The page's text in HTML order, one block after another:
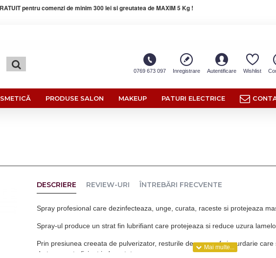
pentru comenzi de minim 300 lei si greutatea de MAXIM 5 Kg !
0769 673 097 Inregistrare Autentificare Wishlist
PRODUSE SALON MAKEUP PATURI ELECTRICE
DESCRIERE REVIEW-URI ÎNTREBĂRI FRECVENTE
Spray profesional care dezinfecteaza, unge, curata, raceste si protejeaza
Spray-ul produce un strat fin lubrifiant care protejeaza si reduce uzura
Prin presiunea creeata de pulverizator, resturile de par, praf si murdarie
de tuns sunt eficient indepartate.